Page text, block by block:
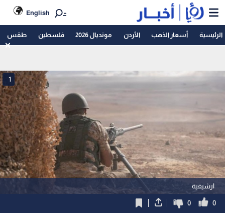
English
الرئيسية أسعار الذهب الأردن مونديال 2026 فلسطين طقس
ارشيفية
1
0
0